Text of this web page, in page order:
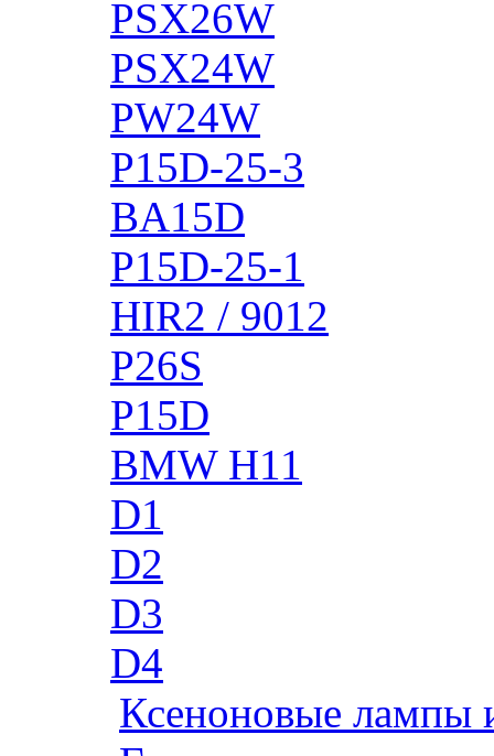
PSX26W
PSX24W
PW24W
P15D-25-3
BA15D
P15D-25-1
HIR2 / 9012
P26S
P15D
BMW H11
D1
D2
D3
D4
Ксеноновые лампы